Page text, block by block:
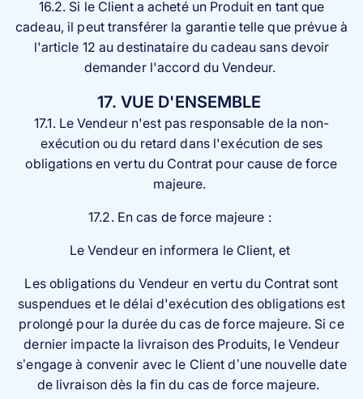
16.2. Si le Client a acheté un Produit en tant que
cadeau, il peut transférer la garantie telle que prévue à
l'article 12 au destinataire du cadeau sans devoir
demander l'accord du Vendeur.
17. VUE D'ENSEMBLE
17.1. Le Vendeur n'est pas responsable de la non-
exécution ou du retard dans l'exécution de ses
obligations en vertu du Contrat pour cause de force
majeure.
17.2. En cas de force majeure :
Le Vendeur en informera le Client, et
Les obligations du Vendeur en vertu du Contrat sont
suspendues et le délai d'exécution des obligations est
prolongé pour la durée du cas de force majeure. Si ce
dernier impacte la livraison des Produits, le Vendeur
s’engage à convenir avec le Client d’une nouvelle date
de livraison dès la fin du cas de force majeure.